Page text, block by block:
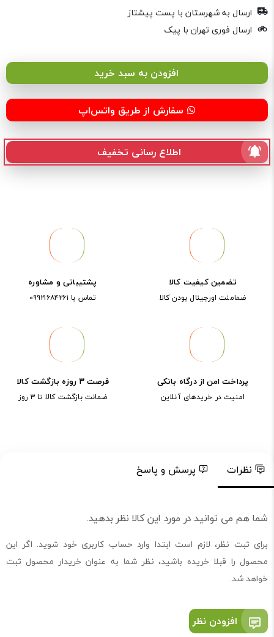
ارسال به شهرستان با پست پیشتاز
ارسال فوری تهران با پیک
افزودن به سبد خرید
سفارش از طریق واتس‌اپ
اطلاع رسانی تخفیف
تضمین کیفیت کالا
ضمامنت اورجینال بودن کالا
پشتیبانی و مشاوره
تماس با ۰۹۹۲۱۶۸۴۲۶۱
پرداخت امن از درگاه بانکی
امنیت در خریدهای آنلاین
فرصت ۳ روزه بازگشت کالا
ضمانت بازگشت کالا تا ۳ روز
نظرات پرسش و پاسخ
شما هم می توانید در مورد این کالا نظر بدهید.
برای ثبت نظر، لازم است ابتدا وارد حساب کاربری خود شوید. اگر این
محصول را قبلا خریده باشید، نظر شما به عنوان خریدار محصول ثبت
خواهد شد.
افزودن نظر